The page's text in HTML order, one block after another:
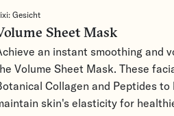
Gesicht
Sheet Mask
an instant smoothing and
Volume Sheet Mask. These
Collagen and Peptides to
skin's elasticity for